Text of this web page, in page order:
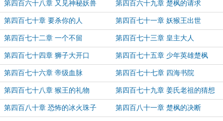
第四百六十八章 又见神秘妖兽 第四百六十九章 楚枫的请求
第四百七十章 要杀你的人 第四百七十一章 妖猴王出世
第四百七十二章 一个不留 第四百七十三章 皇主大人
第四百七十四章 狮子大开口 第四百七十五章 少年英雄楚枫
第四百七十六章 帝级血脉 第四百七十七章 四海书院
第四百七十八章 猴王的礼物 第四百七十九章 姜氏老祖的猜想
第四百八十章 恐怖的冰火珠子 第四百八十一章 楚枫的决断